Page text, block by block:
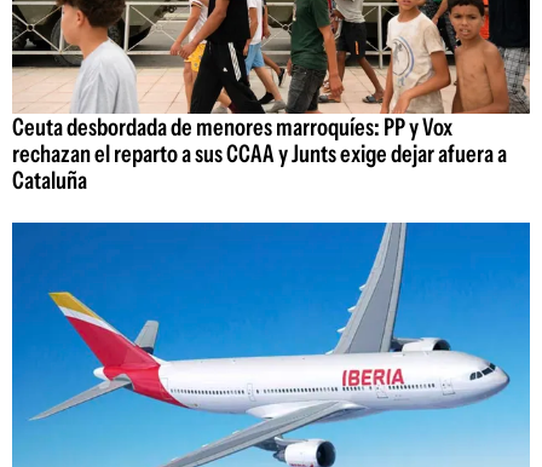
Ceuta desbordada de menores marroquíes: PP y Vox
rechazan el reparto a sus CCAA y Junts exige dejar afuera a
Cataluña